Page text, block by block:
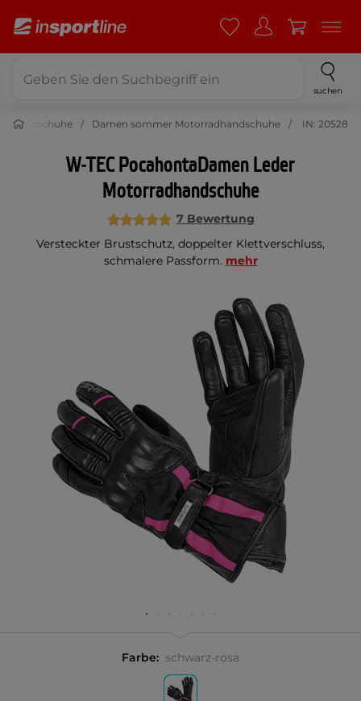
suchen
Damen sommer Motorradhandschuhe IN: 20528
W-TEC PocahontaDamen Leder
Motorradhandschuhe
7 Bewertung
Versteckter Brustschutz, doppelter Klettverschluss,
schmalere Passform. mehr
Farbe: schwarz-rosa